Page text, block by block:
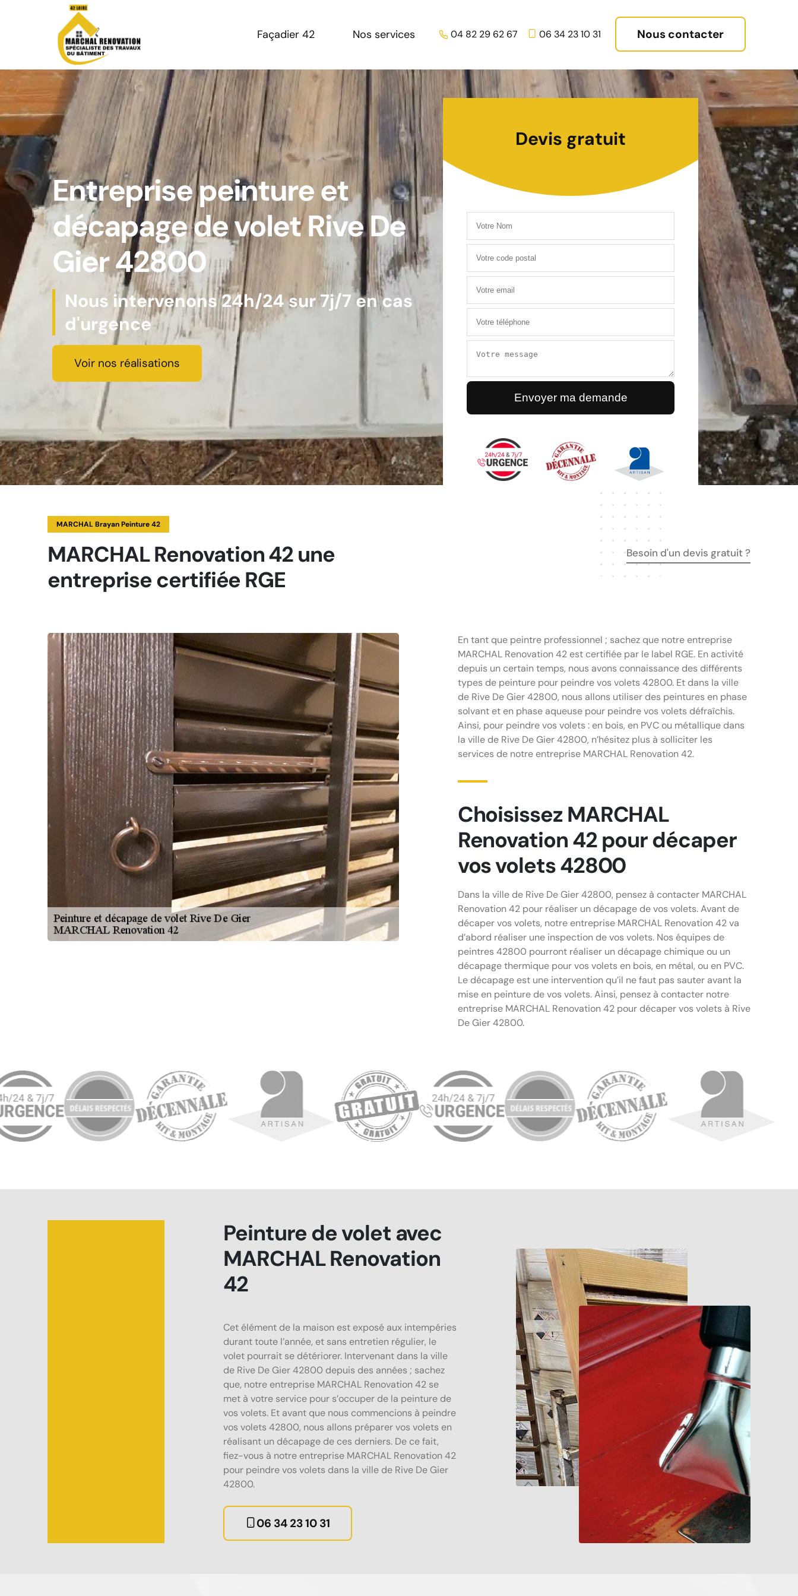
Façadier 42 Nos services 04 82 29 62 67 06 34 23 10 31 Nous contacter
Entreprise peinture et
décapage de volet Rive De
Gier 42800
Nous intervenons 24h/24 sur 7j/7 en cas
d'urgence
Voir nos réalisations
Devis gratuit
MARCHAL Brayan Peinture 42
MARCHAL Renovation 42 une
entreprise certifiée RGE
Besoin d'un devis gratuit ?
En tant que peintre professionnel ; sachez que notre entreprise
MARCHAL Renovation 42 est certifiée par le label RGE. En activité
depuis un certain temps, nous avons connaissance des différents
types de peinture pour peindre vos volets 42800. Et dans la ville
de Rive De Gier 42800, nous allons utiliser des peintures en phase
solvant et en phase aqueuse pour peindre vos volets défraîchis.
Ainsi, pour peindre vos volets : en bois, en PVC ou métallique dans
la ville de Rive De Gier 42800, n’hésitez plus à solliciter les
services de notre entreprise MARCHAL Renovation 42.
Choisissez MARCHAL
Renovation 42 pour décaper
vos volets 42800
Dans la ville de Rive De Gier 42800, pensez à contacter MARCHAL
Renovation 42 pour réaliser un décapage de vos volets. Avant de
décaper vos volets, notre entreprise MARCHAL Renovation 42 va
d’abord réaliser une inspection de vos volets. Nos équipes de
peintres 42800 pourront réaliser un décapage chimique ou un
décapage thermique pour vos volets en bois, en métal, ou en PVC.
Le décapage est une intervention qu’il ne faut pas sauter avant la
mise en peinture de vos volets. Ainsi, pensez à contacter notre
entreprise MARCHAL Renovation 42 pour décaper vos volets à Rive
De Gier 42800.
Peinture de volet avec
MARCHAL Renovation
42
Cet élément de la maison est exposé aux intempéries
durant toute l’année, et sans entretien régulier, le
volet pourrait se détériorer. Intervenant dans la ville
de Rive De Gier 42800 depuis des années ; sachez
que, notre entreprise MARCHAL Renovation 42 se
met à votre service pour s’occuper de la peinture de
vos volets. Et avant que nous commencions à peindre
vos volets 42800, nous allons préparer vos volets en
réalisant un décapage de ces derniers. De ce fait,
fiez-vous à notre entreprise MARCHAL Renovation 42
pour peindre vos volets dans la ville de Rive De Gier
42800.
06 34 23 10 31